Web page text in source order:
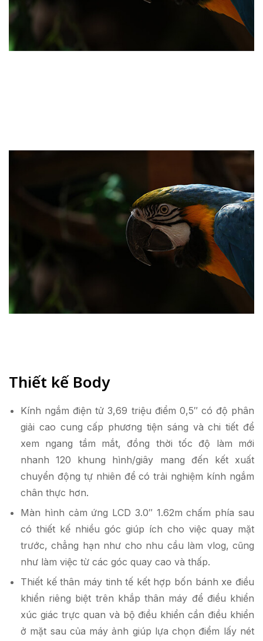
Thiết kế Body
Kính ngắm điện tử 3,69 triệu điểm 0,5″ có độ phân
giải cao cung cấp phương tiện sáng và chi tiết để
xem ngang tầm mắt, đồng thời tốc độ làm mới
nhanh 120 khung hình/giây mang đến kết xuất
chuyển động tự nhiên để có trải nghiệm kính ngắm
chân thực hơn.
Màn hình cảm ứng LCD 3.0″ 1.62m chấm phía sau
có thiết kế nhiều góc giúp ích cho việc quay mặt
trước, chẳng hạn như cho nhu cầu làm vlog, cũng
như làm việc từ các góc quay cao và thấp.
Thiết kế thân máy tinh tế kết hợp bốn bánh xe điều
khiển riêng biệt trên khắp thân máy để điều khiển
xúc giác trực quan và bộ điều khiển cần điều khiển
ở mặt sau của máy ảnh giúp lựa chọn điểm lấy nét